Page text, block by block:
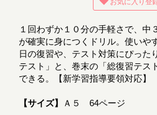
お気に入り登
１回わずか１０分の手軽さで、中
が確実に身につくドリル。使いや
日の復習や、テスト対策にぴった
テスト」と、巻末の「総復習テス
できる。【新学習指導要領対応】
【サイズ】 Ａ５ 64ページ